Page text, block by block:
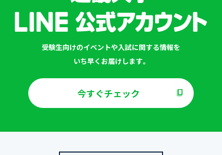
受験生向けのイベントや入試に関する情報を
いち早くお届けします。
今すぐチェック